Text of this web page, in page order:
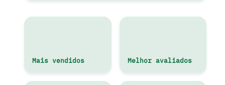
Mais vendidos Melhor avaliados